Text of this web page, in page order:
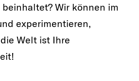
Wir können im
experimentieren,
Welt ist Ihre